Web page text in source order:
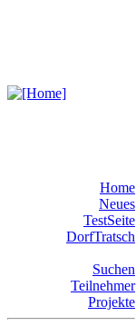
Home
Neues
TestSeite
DorfTratsch
Suchen
Teilnehmer
Projekte